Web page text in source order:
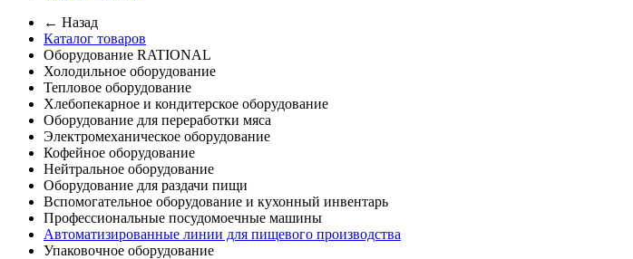
← Назад
Каталог товаров
Оборудование RATIONAL
Холодильное оборудование
Тепловое оборудование
Хлебопекарное и кондитерское оборудование
Оборудование для переработки мяса
Электромеханическое оборудование
Кофейное оборудование
Нейтральное оборудование
Оборудование для раздачи пищи
Вспомогательное оборудование и кухонный инвентарь
Профессиональные посудомоечные машины
Автоматизированные линии для пищевого производства
Упаковочное оборудование